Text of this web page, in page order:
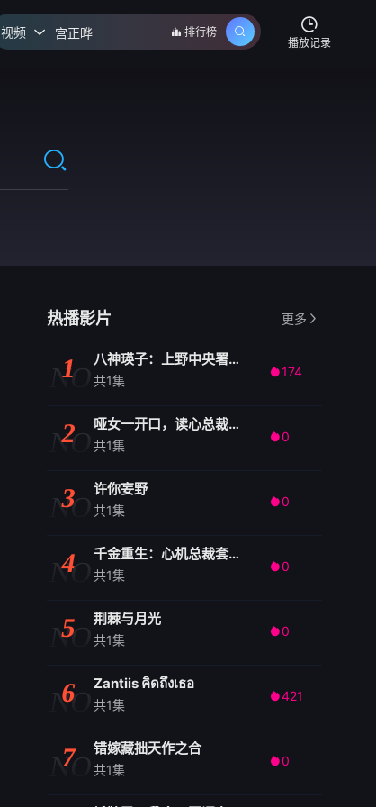
视频 
排行榜
播放记录
热播影片 更多
NO
1 八神瑛子：上野中央署组织犯罪对策课
共1集
174
NO
2 哑女一开口，读心总裁抖三抖
共1集
0
NO
3 许你妄野
共1集
0
NO
4 千金重生：心机总裁套路深
共1集
0
NO
5 荆棘与月光
共1集
0
NO
6 Zantiis คิดถึงเธอ
共1集
421
NO
7 错嫁藏拙天作之合
共1集
0